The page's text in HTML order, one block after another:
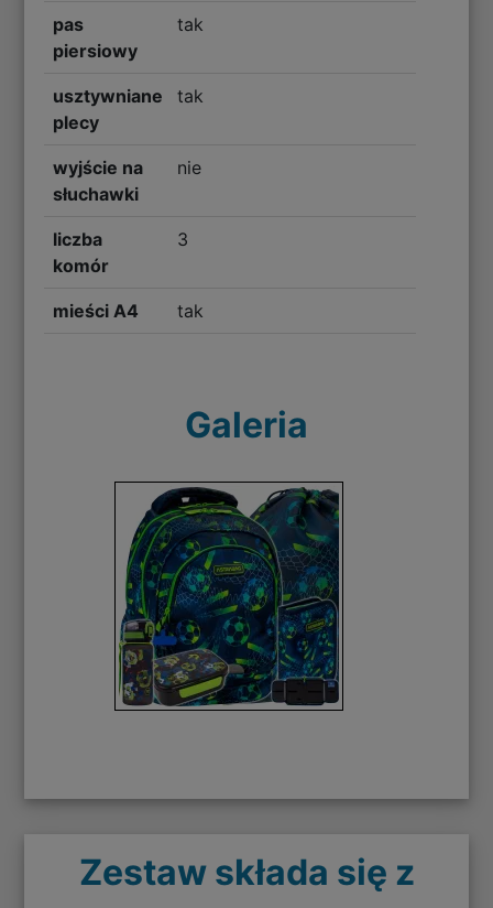
pas
piersiowy
tak
usztywniane
plecy
tak
wyjście na
słuchawki
nie
liczba
komór
3
mieści A4 tak
Galeria
Zestaw składa się z